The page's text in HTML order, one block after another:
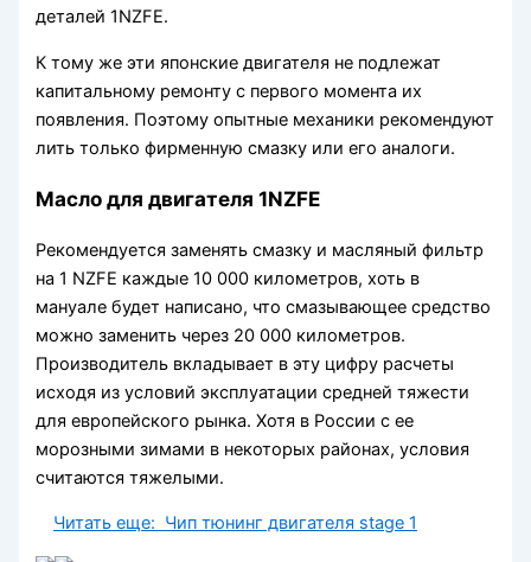
деталей 1NZFE.
К тому же эти японские двигателя не подлежат
капитальному ремонту с первого момента их
появления. Поэтому опытные механики рекомендуют
лить только фирменную смазку или его аналоги.
Масло для двигателя 1NZFE
Рекомендуется заменять смазку и масляный фильтр
на 1 NZFE каждые 10 000 километров, хоть в
мануале будет написано, что смазывающее средство
можно заменить через 20 000 километров.
Производитель вкладывает в эту цифру расчеты
исходя из условий эксплуатации средней тяжести
для европейского рынка. Хотя в России с ее
морозными зимами в некоторых районах, условия
считаются тяжелыми.
Читать еще: Чип тюнинг двигателя stage 1